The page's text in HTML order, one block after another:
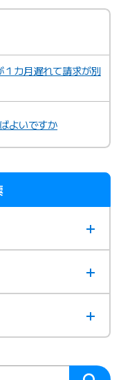
カ月遅れて請求が別
よいですか